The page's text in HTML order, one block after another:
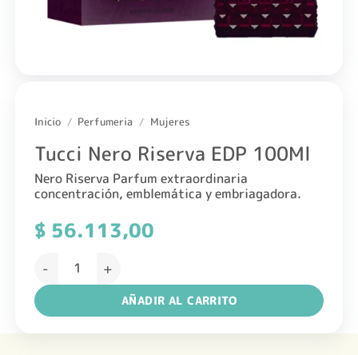
Inicio / Perfumeria / Mujeres
Tucci Nero Riserva EDP 100Ml
Nero Riserva Parfum extraordinaria
concentración, emblemática y embriagadora.
$56.113,00
Tucci Nero Riserva EDP 100Ml cantidad
AÑADIR AL CARRITO